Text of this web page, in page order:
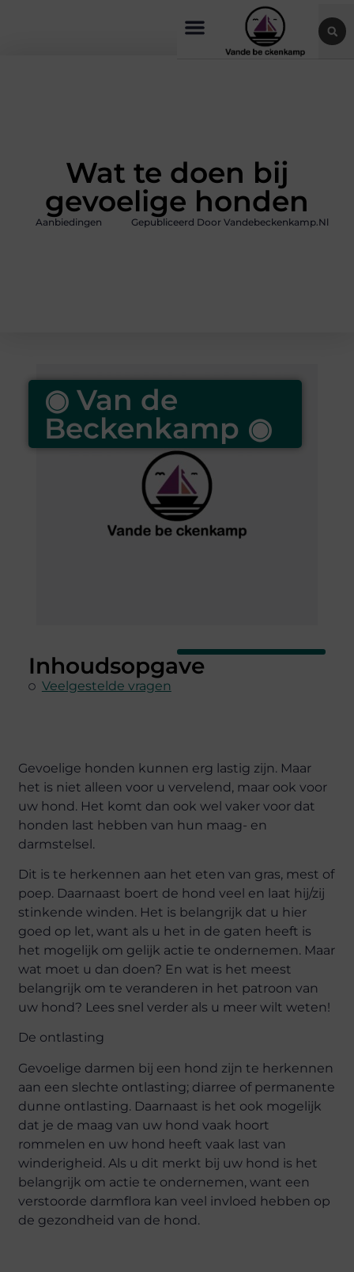
Wat te doen bij
gevoelige honden
Aanbiedingen Gepubliceerd Door Vandebeckenkamp.nl
Inhoudsopgave
Veelgestelde vragen
◉ Van de
Beckenkamp ◉
Gevoelige honden kunnen erg lastig zijn. Maar
het is niet alleen voor u vervelend, maar ook voor
uw hond. Het komt dan ook wel vaker voor dat
honden last hebben van hun maag- en
darmstelsel.
Dit is te herkennen aan het eten van gras, mest of
poep. Daarnaast boert de hond veel en laat hij/zij
stinkende winden. Het is belangrijk dat u hier
goed op let, want als u het in de gaten heeft is
het mogelijk om gelijk actie te ondernemen. Maar
wat moet u dan doen? En wat is het meest
belangrijk om te veranderen in het patroon van
uw hond? Lees snel verder als u meer wilt weten!
De ontlasting
Gevoelige darmen bij een hond zijn te herkennen
aan een slechte ontlasting; diarree of permanente
dunne ontlasting. Daarnaast is het ook mogelijk
dat je de maag van uw hond vaak hoort
rommelen en uw hond heeft vaak last van
winderigheid. Als u dit merkt bij uw hond is het
belangrijk om actie te ondernemen, want een
verstoorde darmflora kan veel invloed hebben op
de gezondheid van de hond.